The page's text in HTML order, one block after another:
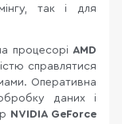
так і для
процесорі AMD
справлятися
Оперативна
даних і
NVIDIA GeForce